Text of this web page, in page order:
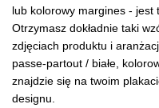
lub kolorowy margines - jest
Otrzymasz dokładnie taki
zdjęciach produktu i
passe-partout / białe,
znajdzie się na twoim
designu.